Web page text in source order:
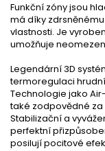
Funkční zóny jsou
má díky
vlastnosti. Je
umožňuje
Legendární 3D
termoregulaci
Technologie jako
také zodpovědné
Stabilizační a
perfektní
posilují pocitové